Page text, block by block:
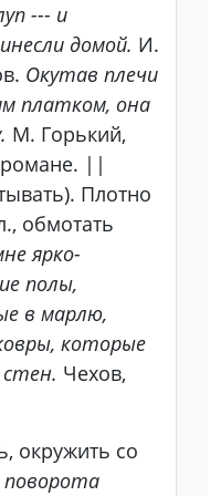
--- и
домой. И.
Окутав плечи
платком, она
М. Горький,
романе. ||
Плотно
обмотать
ярко-
полы,
в марлю,
которые
Чехов,
окружить со
поворота